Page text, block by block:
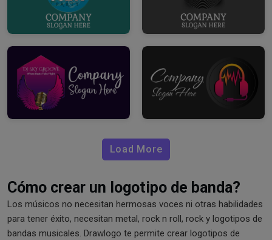
Load More
Cómo crear un logotipo de banda?
Los músicos no necesitan hermosas voces ni otras habilidades
para tener éxito, necesitan metal, rock n roll, rock y logotipos de
bandas musicales. Drawlogo te permite crear logotipos de